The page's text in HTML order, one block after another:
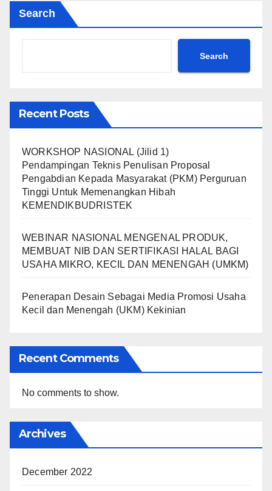
Search
Search
Recent Posts
WORKSHOP NASIONAL (Jilid 1)
Pendampingan Teknis Penulisan Proposal
Pengabdian Kepada Masyarakat (PKM) Perguruan
Tinggi Untuk Memenangkan Hibah
KEMENDIKBUDRISTEK
WEBINAR NASIONAL MENGENAL PRODUK,
MEMBUAT NIB DAN SERTIFIKASI HALAL BAGI
USAHA MIKRO, KECIL DAN MENENGAH (UMKM)
Penerapan Desain Sebagai Media Promosi Usaha
Kecil dan Menengah (UKM) Kekinian
Recent Comments
No comments to show.
Archives
December 2022